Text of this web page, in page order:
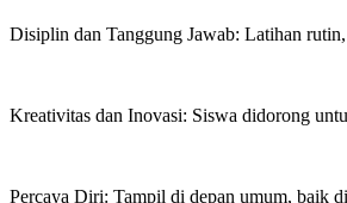
Disiplin dan Tanggung Jawab: Latihan
Kreativitas dan Inovasi: Siswa didorong
Percaya Diri: Tampil di depan umum, baik